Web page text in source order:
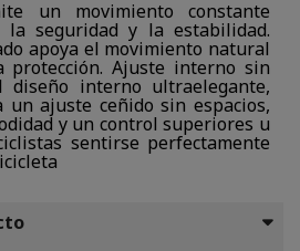
un movimiento constante
la seguridad y la estabilidad.
apoya el movimiento natural
protección. Ajuste interno sin
diseño interno ultraelegante,
un ajuste ceñido sin espacios,
y un control superiores u
sentirse perfectamente